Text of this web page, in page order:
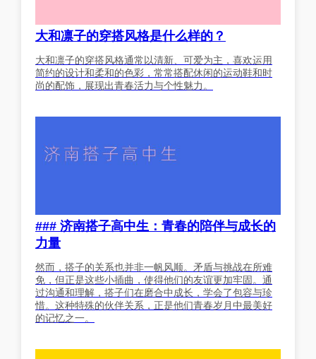
大和凛子的穿搭风格是什么样的？
大和凛子的穿搭风格通常以清新、可爱为主，喜欢运用
简约的设计和柔和的色彩，常常搭配休闲的运动鞋和时
尚的配饰，展现出青春活力与个性魅力。
### 济南搭子高中生：青春的陪伴与成长的
力量
然而，搭子的关系也并非一帆风顺。矛盾与挑战在所难
免，但正是这些小插曲，使得他们的友谊更加牢固。通
过沟通和理解，搭子们在磨合中成长，学会了包容与珍
惜。这种特殊的伙伴关系，正是他们青春岁月中最美好
的记忆之一。